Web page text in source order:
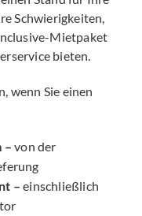
Schwierigkeiten,
Mietpaket
bieten.
wenn Sie einen
– von der
– einschließlich